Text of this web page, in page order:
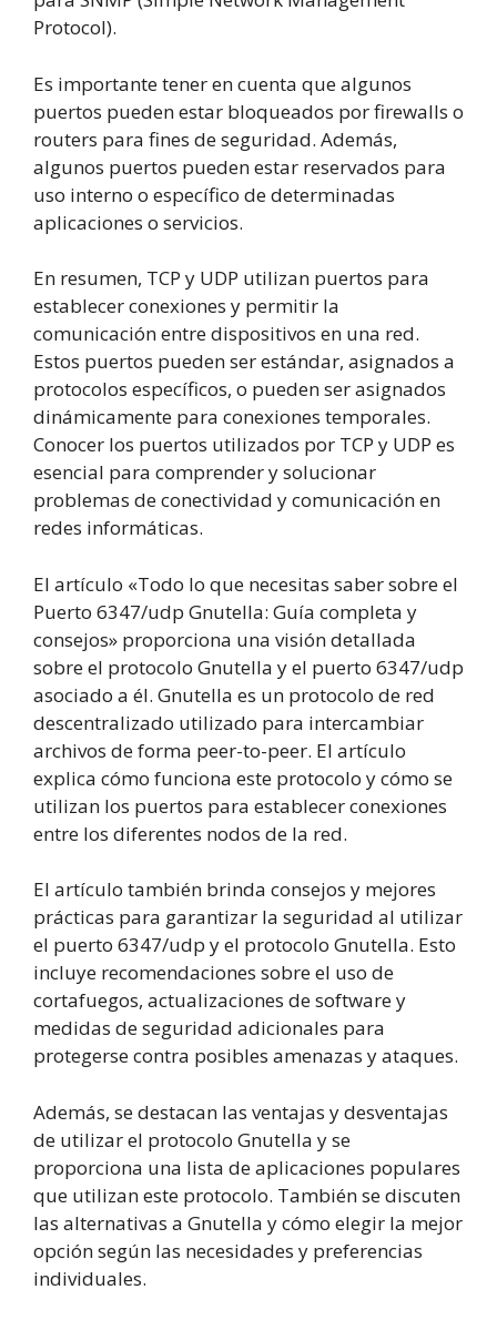
Protocol).
Es importante tener en cuenta que algunos
puertos pueden estar bloqueados por firewalls o
routers para fines de seguridad. Además,
algunos puertos pueden estar reservados para
uso interno o específico de determinadas
aplicaciones o servicios.
En resumen, TCP y UDP utilizan puertos para
establecer conexiones y permitir la
comunicación entre dispositivos en una red.
Estos puertos pueden ser estándar, asignados a
protocolos específicos, o pueden ser asignados
dinámicamente para conexiones temporales.
Conocer los puertos utilizados por TCP y UDP es
esencial para comprender y solucionar
problemas de conectividad y comunicación en
redes informáticas.
El artículo «Todo lo que necesitas saber sobre el
Puerto 6347/udp Gnutella: Guía completa y
consejos» proporciona una visión detallada
sobre el protocolo Gnutella y el puerto 6347/udp
asociado a él. Gnutella es un protocolo de red
descentralizado utilizado para intercambiar
archivos de forma peer-to-peer. El artículo
explica cómo funciona este protocolo y cómo se
utilizan los puertos para establecer conexiones
entre los diferentes nodos de la red.
El artículo también brinda consejos y mejores
prácticas para garantizar la seguridad al utilizar
el puerto 6347/udp y el protocolo Gnutella. Esto
incluye recomendaciones sobre el uso de
cortafuegos, actualizaciones de software y
medidas de seguridad adicionales para
protegerse contra posibles amenazas y ataques.
Además, se destacan las ventajas y desventajas
de utilizar el protocolo Gnutella y se
proporciona una lista de aplicaciones populares
que utilizan este protocolo. También se discuten
las alternativas a Gnutella y cómo elegir la mejor
opción según las necesidades y preferencias
individuales.